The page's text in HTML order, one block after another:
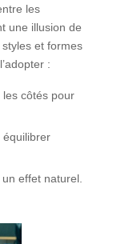
les
une illusion de
et formes
:
côtés pour
équilibrer
effet naturel.